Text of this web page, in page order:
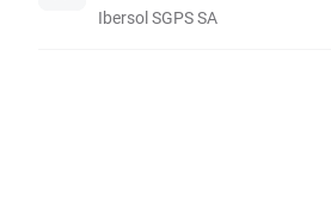
Ibersol SGPS SA